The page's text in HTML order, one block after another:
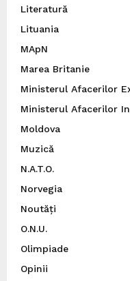
Literatură
Lituania
MApN
Marea Britanie
Ministerul Afacerilor
Ministerul Afacerilor
Moldova
Muzică
N.A.T.O.
Norvegia
Noutăți
O.N.U.
Olimpiade
Opinii